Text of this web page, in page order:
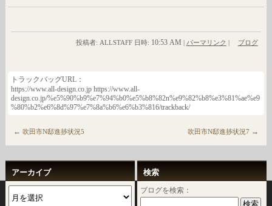
投稿者: ALLSTAFF 日時: 10:53 AM | パーマリンク | ブログ
トラックバッグURL：
https://www.all-design.co.jp https://www.all-
design.co.jp/%e5%90%b9%e7%94%b0%e5%b8%82n%e9%82%b8%e3%81%ae%e9
%80%b2%e6%8d%97%e7%8a%b6%e6%b3%816/trackback/
← 吹田市N邸進捗状況5 吹田市N邸進捗状況7 →
アーカイブ 検索
ブログを検索：